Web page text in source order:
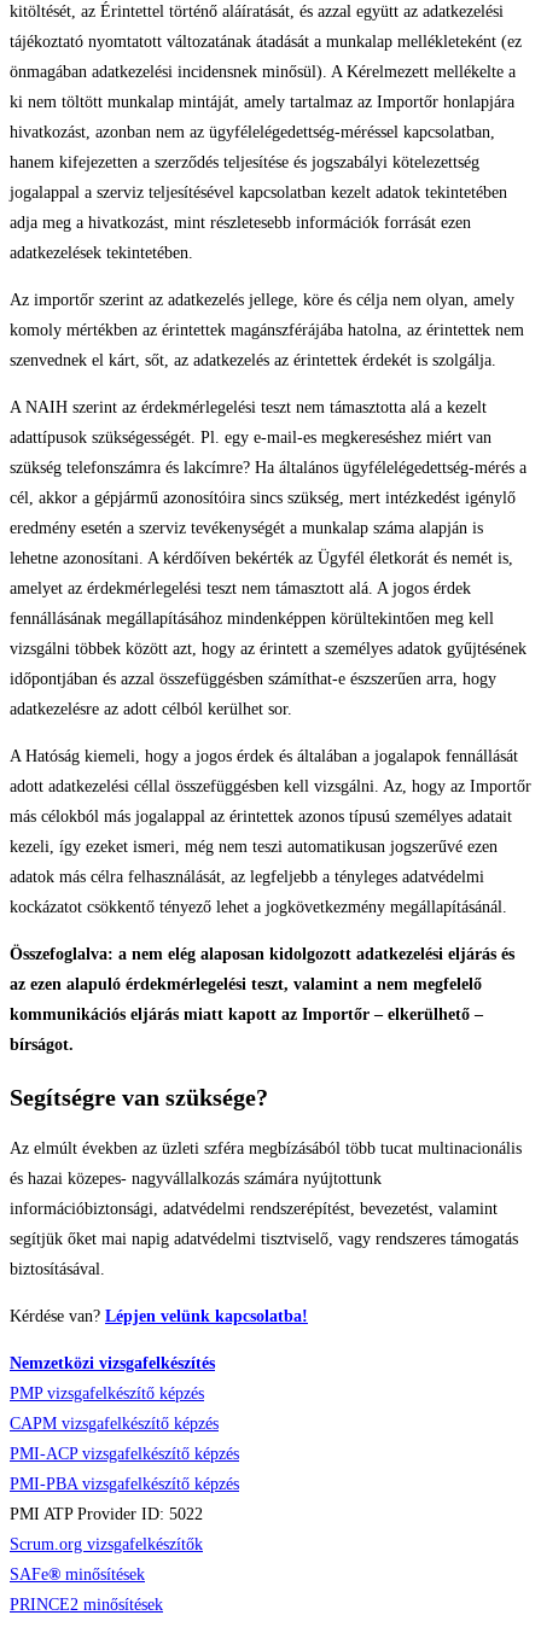
kitöltését, az Érintettel történő aláíratását, és azzal együtt az adatkezelési
tájékoztató nyomtatott változatának átadását a munkalap mellékleteként (ez
önmagában adatkezelési incidensnek minősül). A Kérelmezett mellékelte a
ki nem töltött munkalap mintáját, amely tartalmaz az Importőr honlapjára
hivatkozást, azonban nem az ügyfélelégedettség-méréssel kapcsolatban,
hanem kifejezetten a szerződés teljesítése és jogszabályi kötelezettség
jogalappal a szerviz teljesítésével kapcsolatban kezelt adatok tekintetében
adja meg a hivatkozást, mint részletesebb információk forrását ezen
adatkezelések tekintetében.
Az importőr szerint az adatkezelés jellege, köre és célja nem olyan, amely
komoly mértékben az érintettek magánszférájába hatolna, az érintettek nem
szenvednek el kárt, sőt, az adatkezelés az érintettek érdekét is szolgálja.
A NAIH szerint az érdekmérlegelési teszt nem támasztotta alá a kezelt
adattípusok szükségességét. Pl. egy e-mail-es megkereséshez miért van
szükség telefonszámra és lakcímre? Ha általános ügyfélelégedettség-mérés a
cél, akkor a gépjármű azonosítóira sincs szükség, mert intézkedést igénylő
eredmény esetén a szerviz tevékenységét a munkalap száma alapján is
lehetne azonosítani. A kérdőíven bekérték az Ügyfél életkorát és nemét is,
amelyet az érdekmérlegelési teszt nem támasztott alá. A jogos érdek
fennállásának megállapításához mindenképpen körültekintően meg kell
vizsgálni többek között azt, hogy az érintett a személyes adatok gyűjtésének
időpontjában és azzal összefüggésben számíthat-e észszerűen arra, hogy
adatkezelésre az adott célból kerülhet sor.
A Hatóság kiemeli, hogy a jogos érdek és általában a jogalapok fennállását
adott adatkezelési céllal összefüggésben kell vizsgálni. Az, hogy az Importőr
más célokból más jogalappal az érintettek azonos típusú személyes adatait
kezeli, így ezeket ismeri, még nem teszi automatikusan jogszerűvé ezen
adatok más célra felhasználását, az legfeljebb a tényleges adatvédelmi
kockázatot csökkentő tényező lehet a jogkövetkezmény megállapításánál.
Összefoglalva: a nem elég alaposan kidolgozott adatkezelési eljárás és
az ezen alapuló érdekmérlegelési teszt, valamint a nem megfelelő
kommunikációs eljárás miatt kapott az Importőr – elkerülhető –
bírságot.
Segítségre van szüksége?
Az elmúlt években az üzleti szféra megbízásából több tucat multinacionális
és hazai közepes- nagyvállalkozás számára nyújtottunk
információbiztonsági, adatvédelmi rendszerépítést, bevezetést, valamint
segítjük őket mai napig adatvédelmi tisztviselő, vagy rendszeres támogatás
biztosításával.
Kérdése van? Lépjen velünk kapcsolatba!
Nemzetközi vizsgafelkészítés
PMP vizsgafelkészítő képzés
CAPM vizsgafelkészítő képzés
PMI-ACP vizsgafelkészítő képzés
PMI-PBA vizsgafelkészítő képzés
PMI ATP Provider ID: 5022
Scrum.org vizsgafelkészítők
SAFe® minősítések
PRINCE2 minősítések